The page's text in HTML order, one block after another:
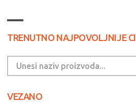
TRENUTNO NAJPOVOLJNIJE
VEZANO